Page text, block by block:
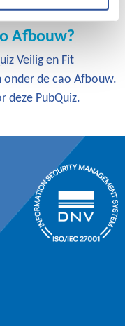
Afbouw?
Veilig en Fit
de cao Afbouw.
deze PubQuiz.